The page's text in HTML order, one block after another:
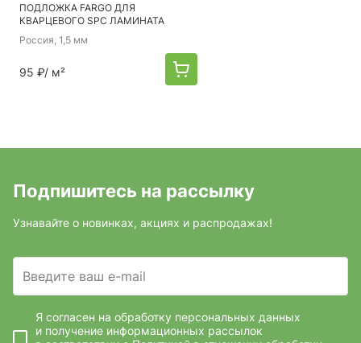
ПОДЛОЖКА FARGO ДЛЯ
КВАРЦЕВОГО SPC ЛАМИНАТА
Россия, 1,5 мм
95 ₽/ м²
Подпишитесь на рассылку
Узнавайте о новинках, акциях и распродажах!
Введите ваш e-mail
Я согласен на обработку персональных данных
и получение информационных рассылок